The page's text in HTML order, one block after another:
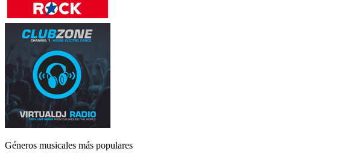
Géneros musicales más populares